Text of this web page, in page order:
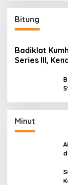
Bitung
Badiklat
Series III,
Minut